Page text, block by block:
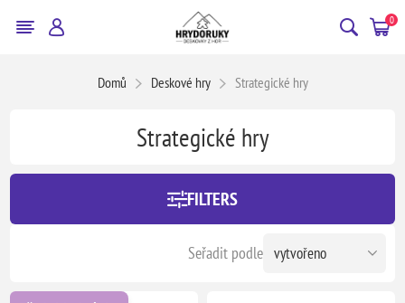
0
Domů Deskové hry Strategické hry
Strategické hry
FILTERS
Seřadit podle